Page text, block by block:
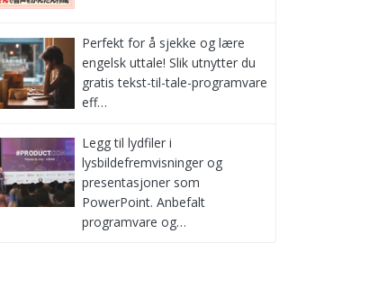
Perfekt for å sjekke og lære
engelsk uttale! Slik utnytter du
gratis tekst-til-tale-programvare
eff…
Legg til lydfiler i
lysbildefremvisninger og
presentasjoner som
PowerPoint. Anbefalt
programvare og…